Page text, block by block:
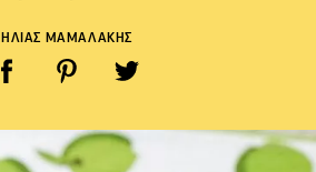
ΗΛΙΑΣ ΜΑΜΑΛΑΚΗΣ